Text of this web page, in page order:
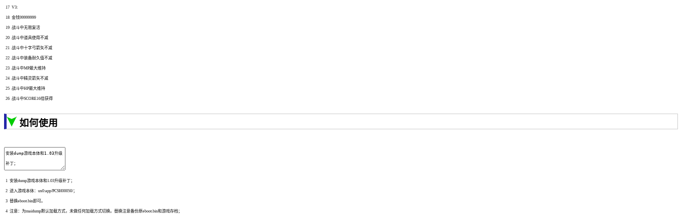
17
18
19
20
21
22
23
24
25
26
V3:
金钱99999999
战斗中无限复活
战斗中道具使用不减
战斗中十字弓箭矢不减
战斗中装备耐久值不减
战斗中MP最大维持
战斗中精灵箭矢不减
战斗中HP最大维持
战斗中SCORE16倍获得
如何使用
1
2
3
4
安装dump游戏本体和1.03升级补丁；
进入游戏本体： ux0:app/PCSH00050/；
替换eboot.bin即可。
注意：为maidump默认加载方式，未做任何加载方式切换。替换注意备份原eboot.bin和游戏存档；